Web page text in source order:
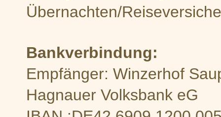
Übernachten/
Bankverbindung:
Empfänger: Winzerhof
Hagnauer Volksbank eG